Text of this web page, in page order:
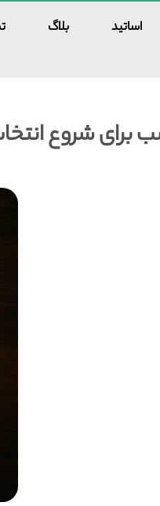
اساتید بلاگ
برای شروع